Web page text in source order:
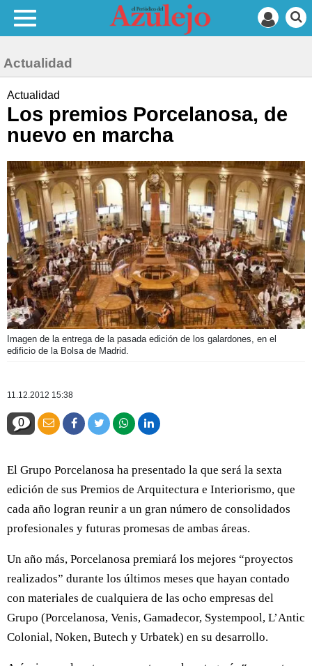
Actualidad
Actualidad
Los premios Porcelanosa, de
nuevo en marcha
Imagen de la entrega de la pasada edición de los galardones, en el
edificio de la Bolsa de Madrid.
11.12.2012 15:38
0
El Grupo Porcelanosa ha presentado la que será la sexta
edición de sus Premios de Arquitectura e Interiorismo, que
cada año logran reunir a un gran número de consolidados
profesionales y futuras promesas de ambas áreas.
Un año más, Porcelanosa premiará los mejores “proyectos
realizados” durante los últimos meses que hayan contado
con materiales de cualquiera de las ocho empresas del
Grupo (Porcelanosa, Venis, Gamadecor, Systempool, L’Antic
Colonial, Noken, Butech y Urbatek) en su desarrollo.